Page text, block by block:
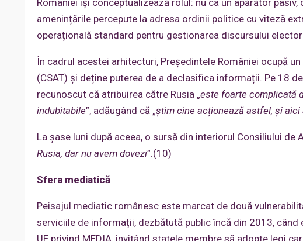
României își conceptualizează rolul: nu ca un apărător
amenințările percepute la adresa ordinii politice cu viteză
operațională standard pentru gestionarea discursului
În cadrul acestei arhitecturi, Președintele României ocupă
(CSAT) și deține puterea de a declasifica informații. Pe 18
recunoscut că atribuirea către Rusia „este foarte complicată
indubitabile”, adăugând că „știm cine acționează astfel, și aici
La șase luni după aceea, o sursă din interiorul Consiliului de
Rusia, dar nu avem dovezi”.(10)
Sfera mediatică
Peisajul mediatic românesc este marcat de două
serviciile de informații, dezbătută public încă din 2013,
UE privind MEDIA, invitând statele membre să adopte legi